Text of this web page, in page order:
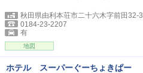
秋田県由利本荘市二十六木字前田32-3
0184-23-2207
有
地図
ホテル スーパーぐーちょきぱー